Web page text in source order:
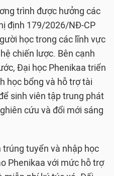
trình được hưởng các
định 179/2026/NĐ-CP
học trong các lĩnh vực
chiến lược. Bên cạnh
Đại học Phenikaa triển
học bổng và hỗ trợ tài
sinh viên tập trung phát
cứu và đổi mới sáng
tuyển và nhập học
Phenikaa với mức hỗ trợ